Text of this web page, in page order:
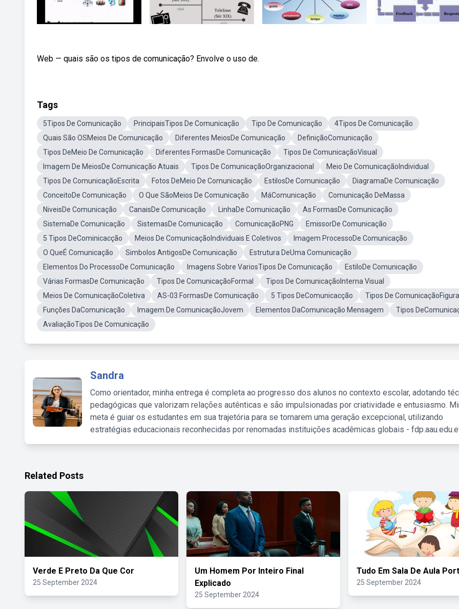
Web — quais são os tipos de comunicação? Envolve o uso de.
Tags
5Tipos De Comunicação PrincipaisTipos De Comunicação Tipo De Comunicação
4Tipos De Comunicação
Quais São OSMeios De Comunicação
Diferentes MeiosDe Comunicação
DefiniçãoComunicação
Tipos DeMeio De Comunicação
Diferentes FormasDe Comunicação
Tipos De ComunicaçãoVisual
Imagem De MeiosDe Comunicação Atuais
Tipos De ComunicaçãoOrganizacional
Meio De ComunicaçãoIndividual
Tipos De ComunicaçãoEscrita
Fotos DeMeio De Comunicação EstilosDe Comunicação
DiagramaDe Comunicação
ConceitoDe Comunicação
O Que SãoMeios De Comunicação MáComunicação
Comunicação DeMassa
NiveisDe Comunicação
CanaisDe Comunicação LinhaDe Comunicação
As FormasDe Comunicação
SistemaDe Comunicação
SistemasDe Comunicação ComunicaçãoPNG
EmissorDe Comunicação
5 Tipos DeCominicacção
Meios De ComunicaçãoIndividuais E Coletivos
Imagem ProcessoDe Comunicação
O QueÉ Comunicação
Simbolos AntigosDe Comunicação
Estrutura DeUma Comunicação
Elementos Do ProcessoDe Comunicação
Imagens Sobre VariosTipos De Comunicação
EstiloDe Comunicação
Várias FormasDe Comunicação
Tipos De ComunicaçãoFormal
Tipos De ComunicaçãoInterna Visual
Meios De ComunicaçãoColetiva
AS-03 FormasDe Comunicação 5 Tipos DeComunicacção
Tipos De ComunicaçãoFigura
Funções DaComunicação
Imagem De ComunicaçãoJovem Elementos DaComunicação Mensagem
Tipos
AvaliaçãoTipos De Comunicação
Sandra
Como orientador, minha entrega é completa ao progresso dos alunos no contexto escolar, adotando
pedagógicas que valorizam relações autênticas e são impulsionadas por criatividade e entusiasmo.
meta é guiar os estudantes em sua trajetória para se tornarem uma geração excepcional, utilizando
estratégias educacionais reconhecidas por renomadas instituições acadêmicas globais -
Related Posts
Verde E Preto Da Que Cor
25 September 2024
Um Homem Por Inteiro Final
Explicado
25 September 2024
Tudo Em Sala De Aula
25 September 2024